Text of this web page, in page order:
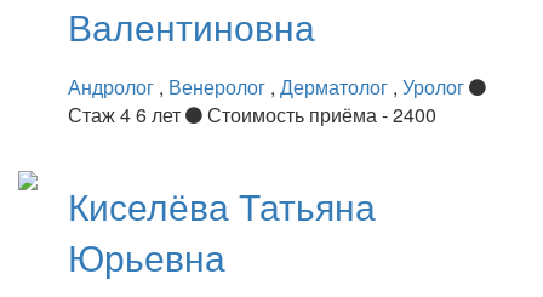
Валентиновна
Андролог , Венеролог , Дерматолог , Уролог
Стаж 4 6 лет
Стоимость приёма - 2400
КиселёваТатьяна
Юрьевна